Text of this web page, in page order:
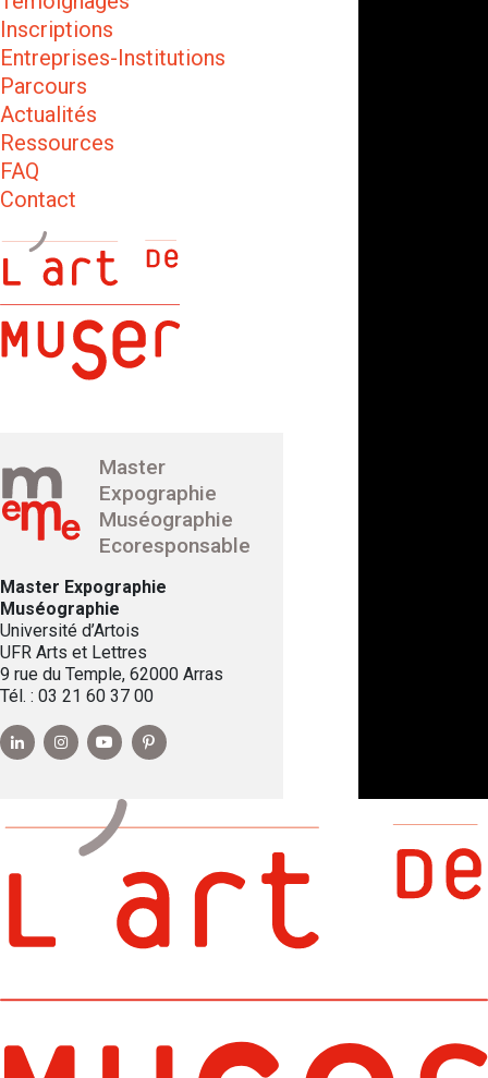
Inscriptions
Entreprises-Institutions
Parcours
Actualités
Ressources
FAQ
Contact
Master
Expographie
Muséographie
Ecoresponsable
Master Expographie
Muséographie
Université d’Artois
UFR Arts et Lettres
9 rue du Temple, 62000 Arras
Tél. : 03 21 60 37 00